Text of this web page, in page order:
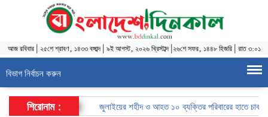
আজরবিবার| ২৫শে শ্রাবণ, ১৪৩৩ বঙ্গাব্দ| ৯ই আগস্ট, ২০২৬ খ্রিস্টাব্দ| ২৬শে সফর, ১৪৪৮ হিজরি| রাত ৩:০১
বিভাগ নির্বাচন করুন
শিরোনাম : জুলাইয়ের শহীদ ও আহত ১০ ব্যক্তির পরিবারের হাতে চাকরির